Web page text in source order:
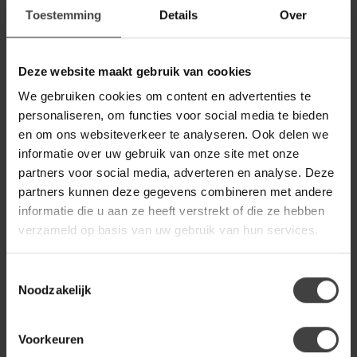
Toestemming Details Over
Deze website maakt gebruik van cookies
We gebruiken cookies om content en advertenties te
personaliseren, om functies voor social media te bieden
en om ons websiteverkeer te analyseren. Ook delen we
informatie over uw gebruik van onze site met onze
partners voor social media, adverteren en analyse. Deze
partners kunnen deze gegevens combineren met andere
informatie die u aan ze heeft verstrekt of die ze hebben
verzameld op basis van uw gebruik van hun services.
Noodzakelijk
Voorkeuren
Dinerkaars Lyon rustiek beige -
COUNTRYFIELD
Countryfield Dinerkaars LED
Diner rustiek amber met
beweegbare vlam – 2 stuks
€15,95
COUNTRYFIELD
Diner rustiek roze met €15,95
Heb je een vraag over dit product?